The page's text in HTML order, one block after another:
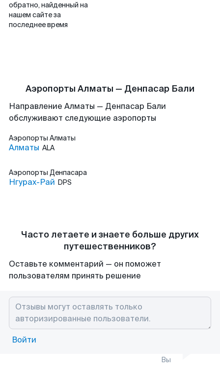
обратно, найденный на
нашем сайте за
последнее время
Аэропорты Алматы — Денпасар Бали
Направление Алматы — Денпасар Бали
обслуживают следующие аэропорты
Аэропорты Алматы
Алматы ALA
Аэропорты Денпасара
Нгурах-Рай DPS
Часто летаете и знаете больше других
путешественников?
Оставьте комментарий — он поможет
пользователям принять решение
Войти
Вы